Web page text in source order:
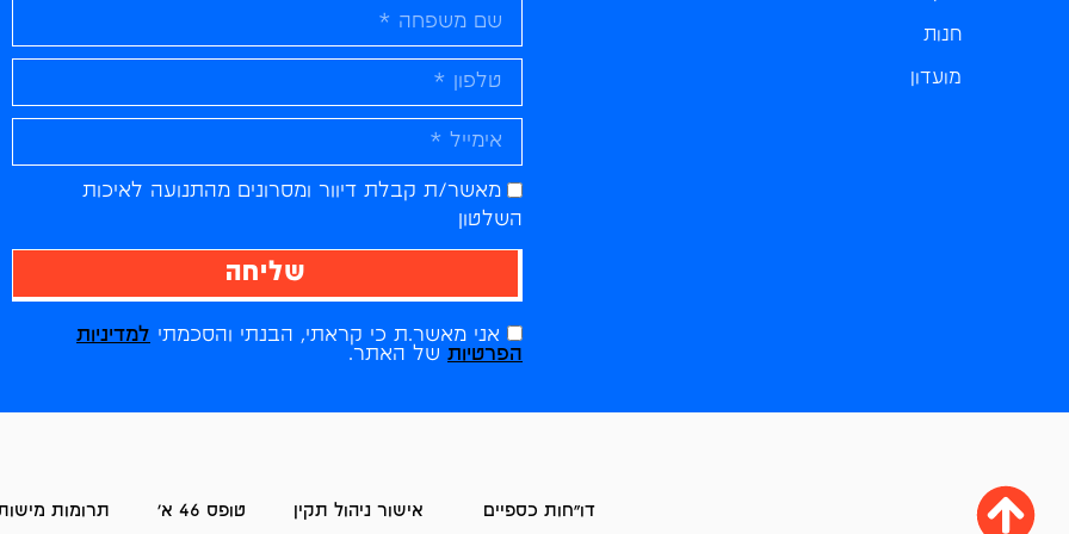
חנות
מועדון
מאשר/ת קבלת דיוור ומסרונים מהתנועה לאיכות
השלטון
אני מאשר.ת כי קראתי, הבנתי והסכמתי למדיניות
הפרטיותשל האתר.
שליחה
דו"חות כספיים אישור ניהול תקין טופס 46 א' תרומות